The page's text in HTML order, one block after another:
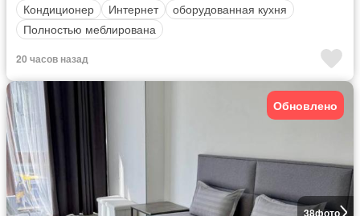
Кондиционер
Интернет
оборудованная кухня
Полностью меблирована
20 часов назад
38фото
Обновлено